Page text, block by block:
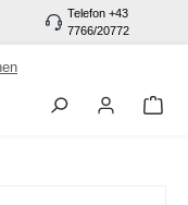
Telefon +43
7766/20772